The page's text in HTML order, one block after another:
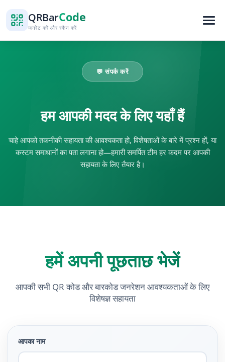
QRBarCode
जनरेट करें और स्कैन करें
💬 संपर्क करें
हम आपकी मदद के लिए यहाँ हैं
चाहे आपको तकनीकी सहायता की आवश्यकता हो, विशेषताओं के बारे में प्रश्न हों, या
कस्टम समाधानों का पता लगाना हो—हमारी समर्पित टीम हर कदम पर आपकी
सहायता के लिए तैयार है।
हमें अपनी पूछताछ भेजें
आपकी सभी QR कोड और बारकोड जनरेशन आवश्यकताओं के लिए
विशेषज्ञ सहायता
आपका नाम